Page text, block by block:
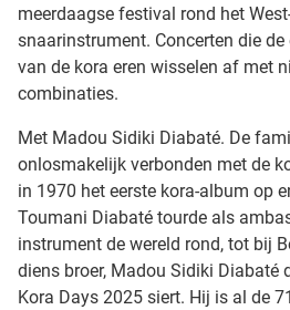
meerdaagse festival rond het
snaarinstrument. Concerten die
van de kora eren wisselen af met
combinaties.
Met Madou Sidiki Diabaté. De
onlosmakelijk verbonden met de
in 1970 het eerste kora-album op
Toumani Diabaté tourde als
instrument de wereld rond, tot bij
diens broer, Madou Sidiki Diabaté
Kora Days 2025 siert. Hij is al de